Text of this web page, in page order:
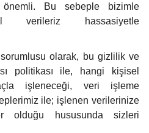
Bu sebeple bizimle
verileriz hassasiyetle
olarak, bu gizlilik ve
politikası ile, hangi kişisel
işleneceği, veri işleme
ile; işlenen verilerinize
olduğu hususunda sizleri